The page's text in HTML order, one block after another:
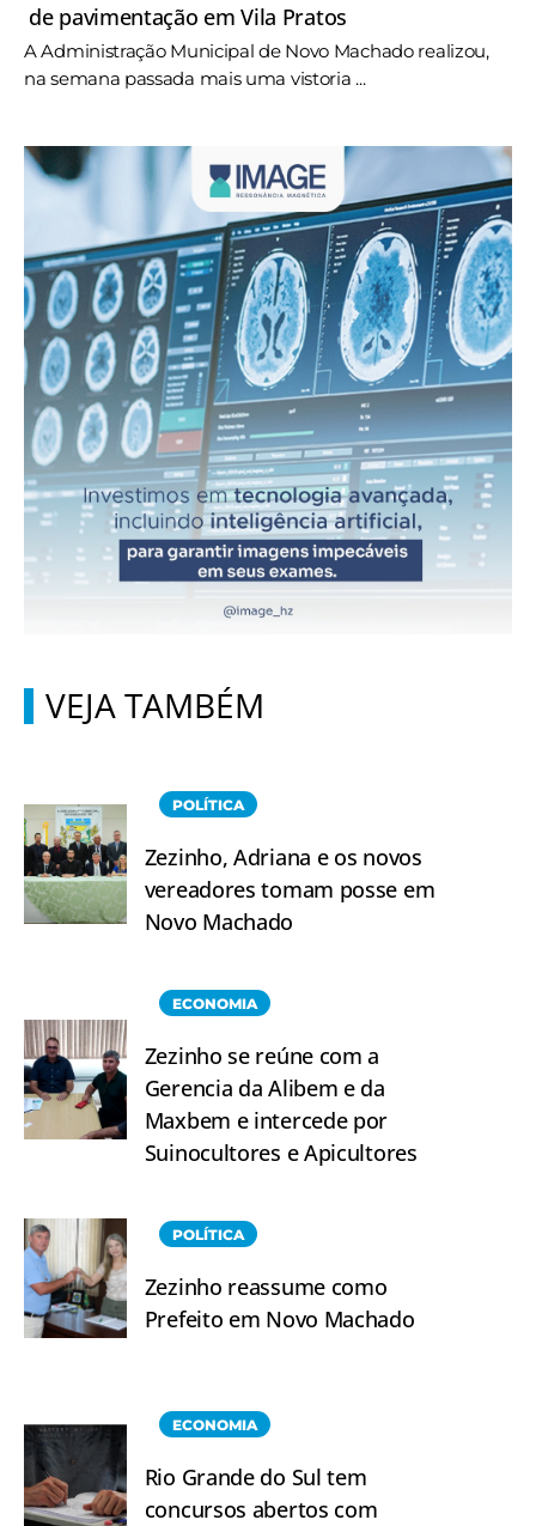
de pavimentação em Vila Pratos
A Administração Municipal de Novo Machado realizou,
na semana passada mais uma vistoria ...
VEJA TAMBÉM
POLÍTICA
Zezinho, Adriana e os novos
vereadores tomam posse em
Novo Machado
ECONOMIA
Zezinho se reúne com a
Gerencia da Alibem e da
Maxbem e intercede por
Suinocultores e Apicultores
POLÍTICA
Zezinho reassume como
Prefeito em Novo Machado
ECONOMIA
Rio Grande do Sul tem
concursos abertos com